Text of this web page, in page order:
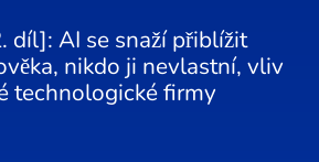
díl]: AI se snaží přiblížit
nikdo ji nevlastní, vliv
technologické firmy